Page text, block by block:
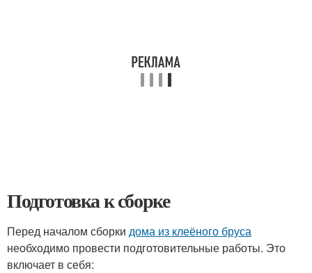
Подготовка к сборке
Перед началом сборки дома из клеёного бруса
необходимо провести подготовительные работы. Это
включает в себя: